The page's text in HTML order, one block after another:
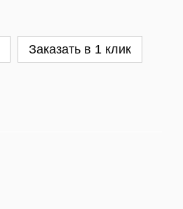
Заказать в 1 клик